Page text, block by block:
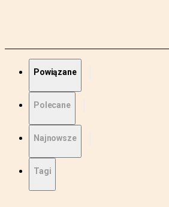
Powiązane
Polecane
Najnowsze
Tagi